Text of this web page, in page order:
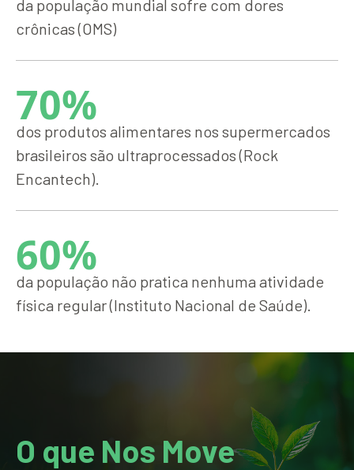
da população mundial sofre com dores
crônicas (OMS)
70%
dos produtos alimentares nos supermercados
brasileiros são ultraprocessados (Rock
Encantech).
60%
da população não pratica nenhuma atividade
física regular (Instituto Nacional de Saúde).
O que Nos Move